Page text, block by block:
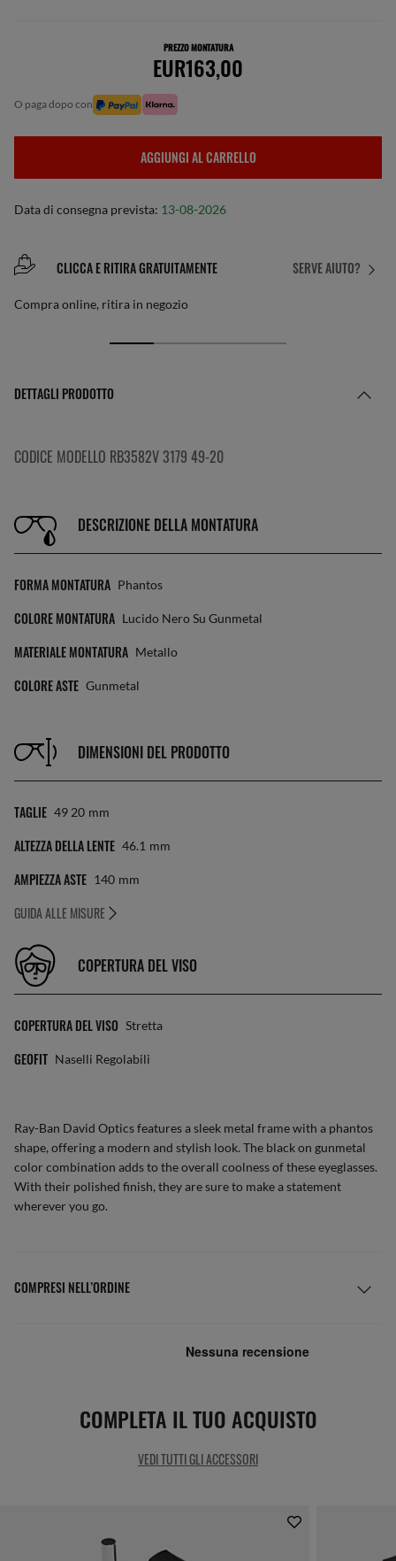
PREZZO MONTATURA
EUR163,00
o paga dopo con
AGGIUNGI AL CARRELLO
Data di consegna prevista: 13-08-2026
SERVE AIUTO?
CLICCA E RITIRA GRATUITAMENTE
Compra online, ritira in negozio
DETTAGLI PRODOTTO
CODICE MODELLO RB3582V 3179 49-20
DESCRIZIONE DELLA MONTATURA
FORMA MONTATURA Phantos
COLORE MONTATURA Lucido Nero Su Gunmetal
MATERIALE MONTATURA Metallo
COLORE ASTE Gunmetal
DIMENSIONI DEL PRODOTTO
TAGLIE 49 20 Mm
ALTEZZA DELLA LENTE 46.1 Mm
AMPIEZZA ASTE 140 Mm
GUIDA ALLE MISURE
COPERTURA DEL VISO
COPERTURA DEL VISO Stretta
GEOFIT Naselli Regolabili
Ray-Ban David Optics features a sleek metal frame with a phantos
shape, offering a modern and stylish look. The black on gunmetal
color combination adds to the overall coolness of these eyeglasses.
With their polished finish, they are sure to make a statement
wherever you go.
COMPRESI NELL’ORDINE
COMPLETA IL TUO ACQUISTO
VEDI TUTTI GLI ACCESSORI